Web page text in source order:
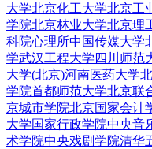
大学北京化工大学北京工
学院北京林业大学北京理
科院心理所中国传媒大学
学武汉工程大学 四川师范
大学(北京)河南医药大学
学院首都师范大学北京联
京城市学院北京国家会计
大学国家行政学院中央音
术学院中央戏剧学院清华